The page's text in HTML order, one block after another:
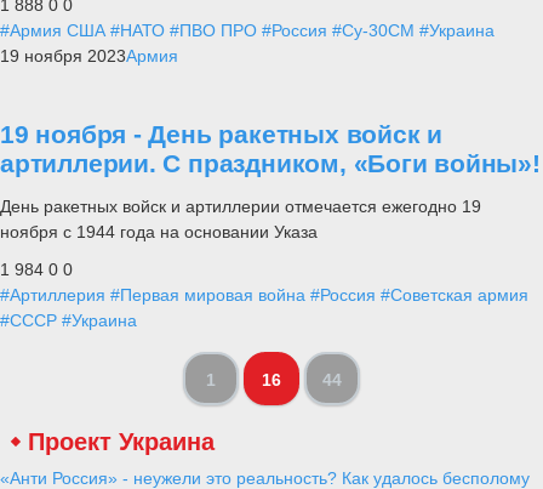
1 888 0 0
#Армия США #НАТО #ПВО ПРО #Россия #Су-30СМ #Украина
19 ноября 2023Армия
19 ноября - День ракетных войск и
артиллерии. С праздником, «Боги войны»!
День ракетных войск и артиллерии отмечается ежегодно 19
ноября с 1944 года на основании Указа
1 984 0 0
#Артиллерия #Первая мировая война #Россия #Советская армия
#СССР #Украина
1 16 44
Проект Украина
«Анти Россия» - неужели это реальность? Как удалось бесполому